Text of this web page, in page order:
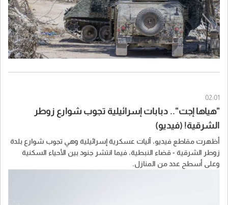
علوّ منخفض جدًا فوق البلدة".
02:01
"هياها إجت".. دبابات إسرائيلية تجوب شوارع زوطر
الشرقية! (فيديو)
أظهرت مقاطع فيديو، آليات عسكرية إسرائيلية وهي تجوب شوارع بلدة
زوطر الشرقية - قضاء النبطية، فيما انتشر جنود بين الأحياء السكنية
وعلى أسطح عدد من المنازل.